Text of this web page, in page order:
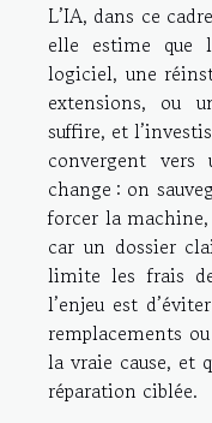
L’IA, dans ce
elle estime que
logiciel, une
extensions, ou
suffire, et
convergent
change : on
forcer la
car un dossier
limite les frais
l’enjeu est
remplacements
la vraie cause, et
réparation ciblée.